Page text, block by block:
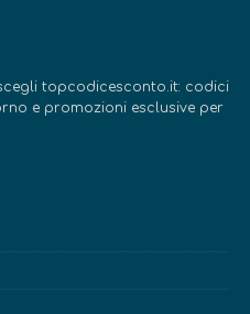
topcodicesconto.it: codici
e promozioni esclusive per